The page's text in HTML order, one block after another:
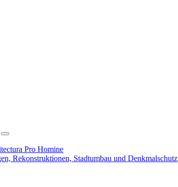
Pro Homine
Rekonstruktionen, Stadtumbau und Denkmalschutz